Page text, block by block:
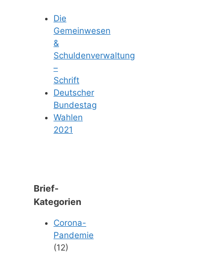
Die
Gemeinwesen
&
Schuldenverwaltung
–
Schrift
Deutscher
Bundestag
Wahlen
2021
Brief-
Kategorien
Corona-
Pandemie
(12)